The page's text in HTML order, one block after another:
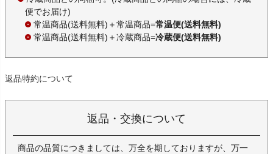
便でお届け)
常温商品(送料無料)＋常温商品=常温便(送料無料)
常温商品(送料無料)＋冷蔵商品=冷蔵便(送料無料)
返品特約について
返品・交換について
商品の品質につきましては、万全を期しておりますが、万一